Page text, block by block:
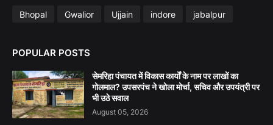
Bhopal Gwalior Ujjain indore jabalpur
POPULAR POSTS
सेमरिहा पंचायत में विकास कार्यों के नाम पर लाखों का
गोलमाल? उपसरपंच ने खोला मोर्चा, सचिव और उपयंत्री पर
भी उठे सवाल
August 05, 2026